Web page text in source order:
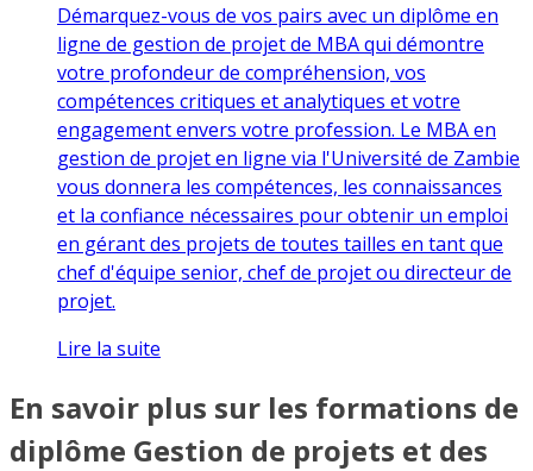
Démarquez-vous de vos pairs avec un diplôme en
ligne de gestion de projet de MBA qui démontre
votre profondeur de compréhension, vos
compétences critiques et analytiques et votre
engagement envers votre profession. Le MBA en
gestion de projet en ligne via l'Université de Zambie
vous donnera les compétences, les connaissances
et la confiance nécessaires pour obtenir un emploi
en gérant des projets de toutes tailles en tant que
chef d'équipe senior, chef de projet ou directeur de
projet.
Lire la suite
En savoir plus sur les formations de
diplôme Gestion de projets et des